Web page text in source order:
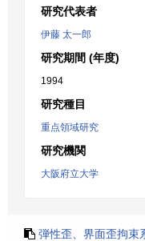
研究代表者
伊藤 太一郎
研究期間 (年度)
1994
研究種目
重点領域研究
研究機関
大阪府立大学
弾性歪、界面歪拘束